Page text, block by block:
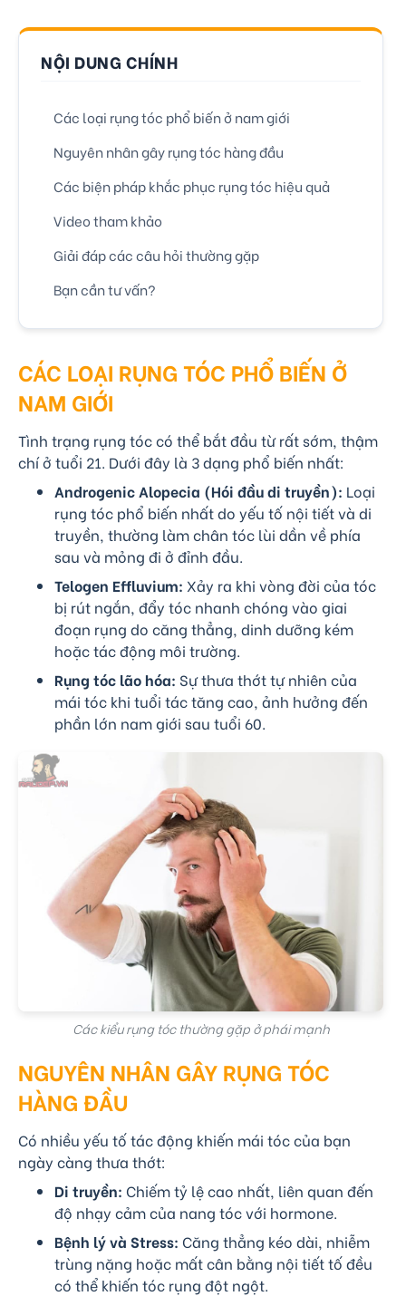
NỘI DUNG CHÍNH
Các loại rụng tóc phổ biến ở nam giới
Nguyên nhân gây rụng tóc hàng đầu
Các biện pháp khắc phục rụng tóc hiệu quả
Video tham khảo
Giải đáp các câu hỏi thường gặp
Bạn cần tư vấn?
CÁC LOẠI RỤNG TÓC PHỔ BIẾN Ở
NAM GIỚI
Tình trạng rụng tóc có thể bắt đầu từ rất sớm, thậm
chí ở tuổi 21. Dưới đây là 3 dạng phổ biến nhất:
Androgenic Alopecia (Hói đầu di truyền): Loại
rụng tóc phổ biến nhất do yếu tố nội tiết và di
truyền, thường làm chân tóc lùi dần về phía
sau và mỏng đi ở đỉnh đầu.
Telogen Effluvium: Xảy ra khi vòng đời của tóc
bị rút ngắn, đẩy tóc nhanh chóng vào giai
đoạn rụng do căng thẳng, dinh dưỡng kém
hoặc tác động môi trường.
Rụng tóc lão hóa: Sự thưa thớt tự nhiên của
mái tóc khi tuổi tác tăng cao, ảnh hưởng đến
phần lớn nam giới sau tuổi 60.
Các kiểu rụng tóc thường gặp ở phái mạnh
NGUYÊN NHÂN GÂY RỤNG TÓC
HÀNG ĐẦU
Có nhiều yếu tố tác động khiến mái tóc của bạn
ngày càng thưa thớt:
Di truyền: Chiếm tỷ lệ cao nhất, liên quan đến
độ nhạy cảm của nang tóc với hormone.
Bệnh lý và Stress: Căng thẳng kéo dài, nhiễm
trùng nặng hoặc mất cân bằng nội tiết tố đều
có thể khiến tóc rụng đột ngột.